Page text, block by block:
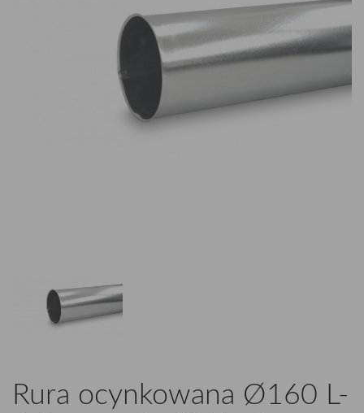
Rura ocynkowana Ø160 L-